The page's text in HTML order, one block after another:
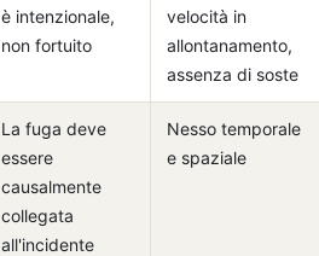
è intenzionale,
non fortuito
velocità in
allontanamento,
assenza di soste
La fuga deve
essere
causalmente
collegata
all'incidente
Nesso temporale
e spaziale